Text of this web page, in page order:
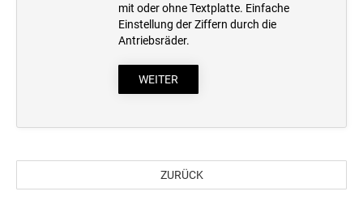
ERSATZKISSEN FÜR TASCHENSTEMPEL
mit oder ohne Textplatte. Einfache
Einstellung der Ziffern durch die
Antriebsräder.
WEITER
ZURÜCK